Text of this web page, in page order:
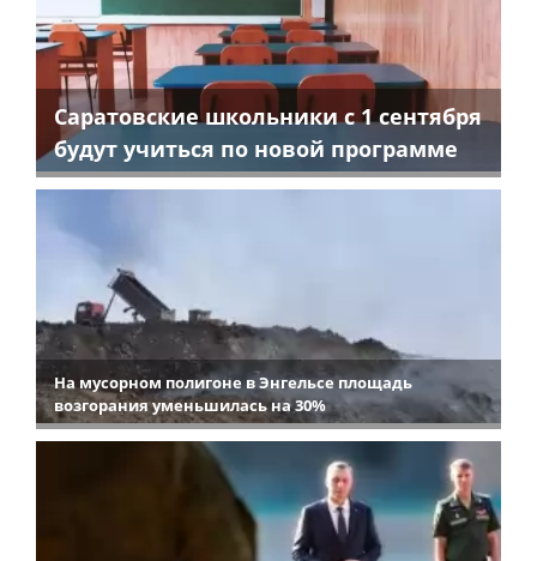
Саратовские школьники с 1 сентября
будут учиться по новой программе
На мусорном полигоне в Энгельсе площадь
возгорания уменьшилась на 30%